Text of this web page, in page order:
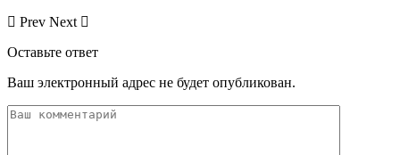
Prev Next
Оставьте ответ
Ваш электронный адрес не будет опубликован.